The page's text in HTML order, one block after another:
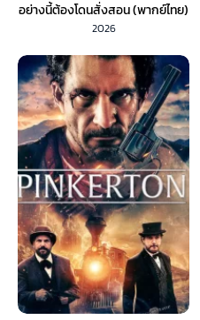
อย่างนี้ต้องโดนสั่งสอน (พากย์ไทย)
EP.1-10
2026